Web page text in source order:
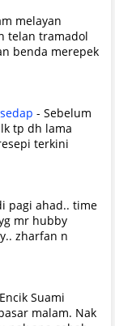
melayan
telan tramadol
benda merepek
- Sebelum
tp dh lama
terkini
pagi ahad.. time
mr hubby
zharfan n
Suami
malam. Nak